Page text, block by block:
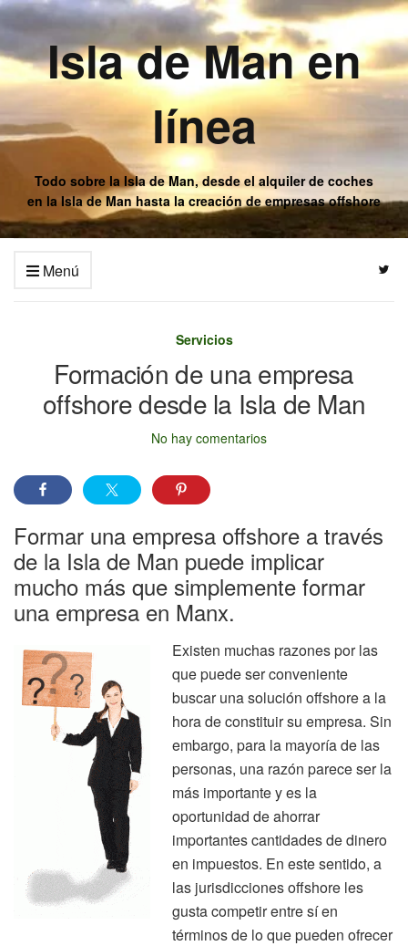
Isla de Man en
línea
Todo sobre la Isla de Man, desde el alquiler de coches
en la Isla de Man hasta la creación de empresas offshore
Menú
Servicios
Formación de una empresa
offshore desde la Isla de Man
No hay comentarios
Formar una empresa offshore a través
de la Isla de Man puede implicar
mucho más que simplemente formar
una empresa en Manx.
Existen muchas razones por las
que puede ser conveniente
buscar una solución offshore a la
hora de constituir su empresa. Sin
embargo, para la mayoría de las
personas, una razón parece ser la
más importante y es la
oportunidad de ahorrar
importantes cantidades de dinero
en impuestos. En este sentido, a
las jurisdicciones offshore les
gusta competir entre sí en
términos de lo que pueden ofrecer